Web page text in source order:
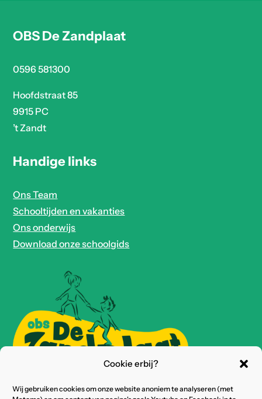
Cookie erbij?
Wij gebruiken cookies om onze website anoniem te analyseren (met
OBS De Zandplaat
0596 581300
Hoofdstraat 85
9915 PC
’t Zandt
Handige links
Ons Team
Schooltijden en vakanties
Ons onderwijs
Download onze schoolgids